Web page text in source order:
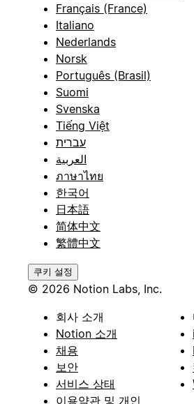
Français (France)
Italiano
Nederlands
Norsk
Português (Brasil)
Suomi
Svenska
Tiếng Việt
עברית
العربية
ภาษาไทย
한국어
日本語
简体中文
繁體中文
쿠키 설정
© 2026 Notion Labs, Inc.
회사 소개
Notion 소개
채용
보안
서비스 상태
이용약관 및 개인